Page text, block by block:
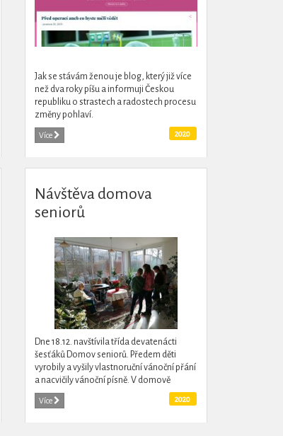
Jak se stávám ženou je blog, který již více
než dva roky píšu a informuji Českou
republiku o strastech a radostech procesu
změny pohlaví.
Více 2020
Návštěva domova
seniorů
Dne 18.12. navštívila třída devatenácti
šesťáků Domov seniorů. Předem děti
vyrobily a vyšily vlastnoruční vánoční přání
a nacvičily vánoční písně. V domově
seniorů poté navštívili všechny pokoje.
Někde...
Více 2020